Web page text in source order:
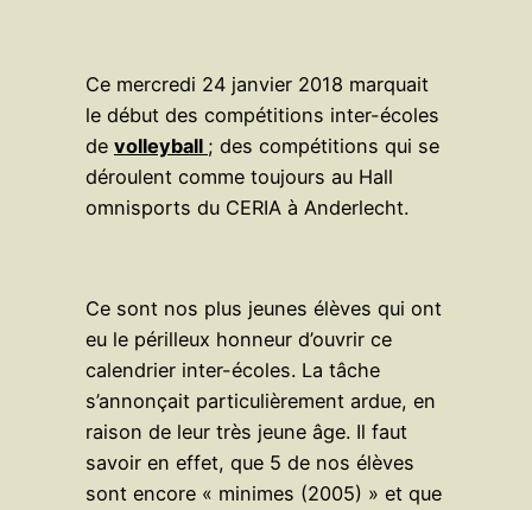
Ce mercredi 24 janvier 2018 marquait
le début des compétitions inter-écoles
de volleyball ; des compétitions qui se
déroulent comme toujours au Hall
omnisports du CERIA à Anderlecht.
Ce sont nos plus jeunes élèves qui ont
eu le périlleux honneur d’ouvrir ce
calendrier inter-écoles. La tâche
s’annonçait particulièrement ardue, en
raison de leur très jeune âge. Il faut
savoir en effet, que 5 de nos élèves
sont encore « minimes (2005) » et que